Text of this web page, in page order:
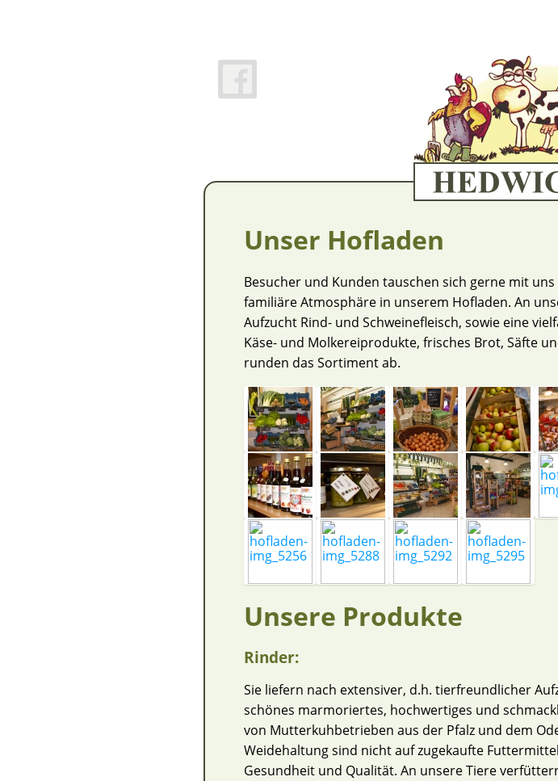
Unser Hofladen
Besucher und Kunden tauschen sich gerne mit
familiäre Atmosphäre in unserem Hofladen. An
Aufzucht Rind- und Schweinefleisch, sowie eine
Käse- und Molkereiprodukte, frisches Brot, Säfte
runden das Sortiment ab.
Unsere Produkte
Rinder:
Sie liefern nach extensiver, d.h. tierfreundlicher
schönes marmoriertes, hochwertiges und
von Mutterkuhbetrieben aus der Pfalz und dem
Weidehaltung sind nicht auf zugekaufte
Gesundheit und Qualität. An unsere Tiere